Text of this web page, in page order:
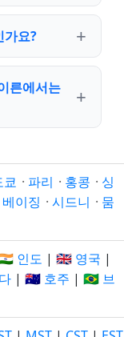
가요?
른에서는
쿄 · 파리 · 홍콩 · 싱
베이징 · 시드니 · 뭄
인도 | 🇬🇧 영국 |
| 🇦🇺 호주 | 🇧🇷 브